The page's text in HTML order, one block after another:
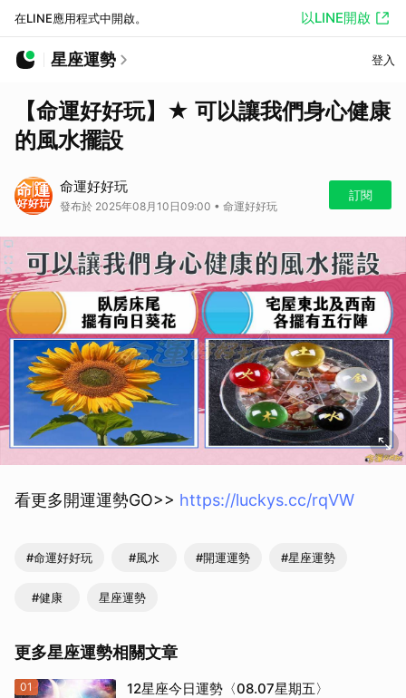
在LINE應用程式中開啟。 以LINE開啟
星座運勢 登入
【命運好好玩】★ 可以讓我們身心健康
的風水擺設
命運好好玩
發布於 2025年08月10日09:00 • 命運好好玩
訂閱
看更多開運運勢GO>> https://luckys.cc/rqVW
#命運好好玩 #風水 #開運運勢 #星座運勢
#健康 星座運勢
更多星座運勢相關文章
01 12星座今日運勢〈08.07星期五〉